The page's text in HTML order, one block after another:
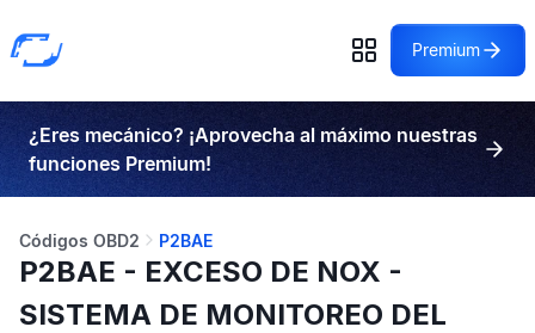
Premium
¿Eres mecánico? ¡Aprovecha al máximo nuestras
funciones Premium!
Códigos OBD2 P2BAE
P2BAE - EXCESO DE NOX -
SISTEMA DE MONITOREO DEL